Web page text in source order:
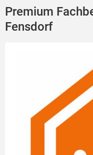
Premium
Fensdorf